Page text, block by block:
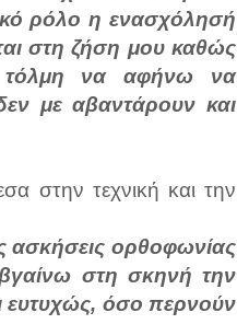
ρόλο η ενασχόλησή
στη ζήση μου καθώς
τόλμη να αφήνω να
με αβαντάρουν και
στην τεχνική και την
ασκήσεις ορθοφωνίας
στη σκηνή την
ευτυχώς, όσο περνούν